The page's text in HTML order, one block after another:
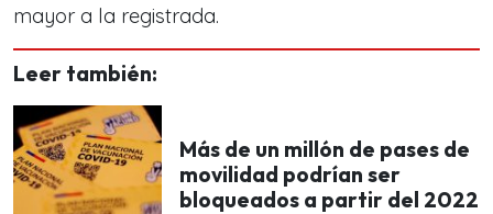
mayor a la registrada.
Leer también:
Más de un millón de pases de
movilidad podrían ser
bloqueados a partir del 2022